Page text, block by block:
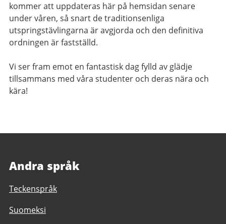
kommer att uppdateras här på hemsidan senare
under våren, så snart de traditionsenliga
utspringstävlingarna är avgjorda och den definitiva
ordningen är fastställd.
Vi ser fram emot en fantastisk dag fylld av glädje
tillsammans med våra studenter och deras nära och
kära!
Andra språk
Teckenspråk
Suomeksi